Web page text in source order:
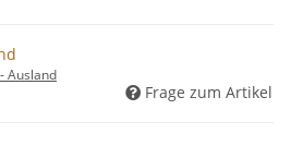
Ausland
Frage zum Artikel